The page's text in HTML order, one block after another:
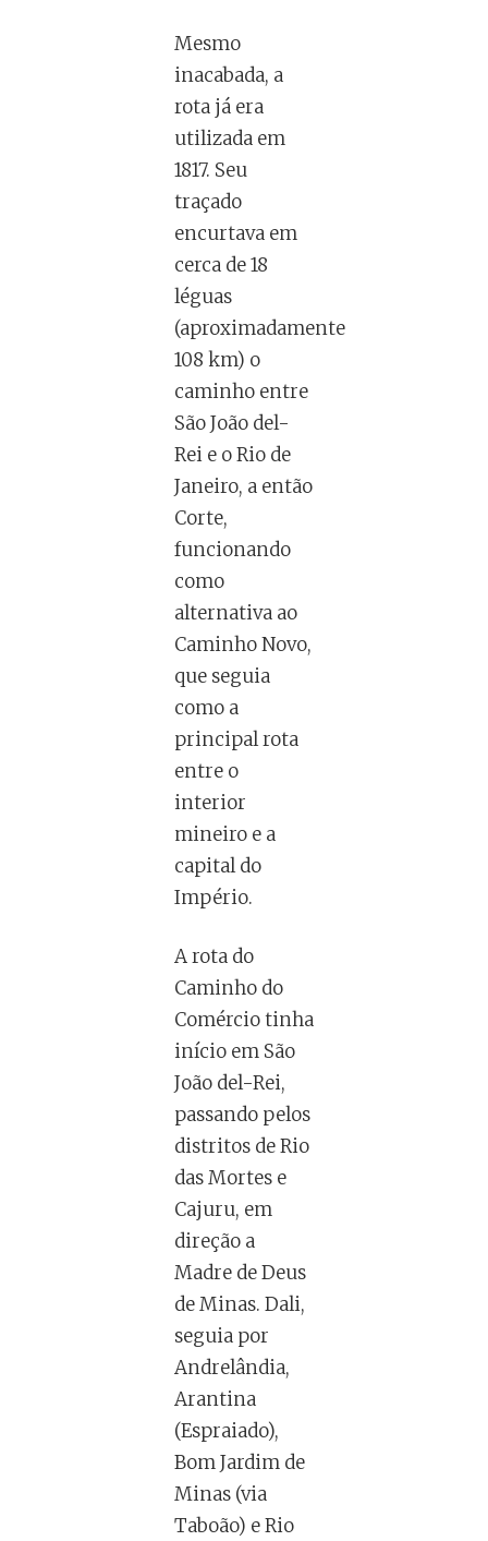
Mesmo
inacabada, a
rota já era
utilizada em
1817. Seu
traçado
encurtava em
cerca de 18
léguas
(aproximadamente
108 km) o
caminho entre
São João del-
Rei e o Rio de
Janeiro, a então
Corte,
funcionando
como
alternativa ao
Caminho Novo,
que seguia
como a
principal rota
entre o
interior
mineiro e a
capital do
Império.
A rota do
Caminho do
Comércio tinha
início em São
João del-Rei,
passando pelos
distritos de Rio
das Mortes e
Cajuru, em
direção a
Madre de Deus
de Minas. Dali,
seguia por
Andrelândia,
Arantina
(Espraiado),
Bom Jardim de
Minas (via
Taboão) e Rio